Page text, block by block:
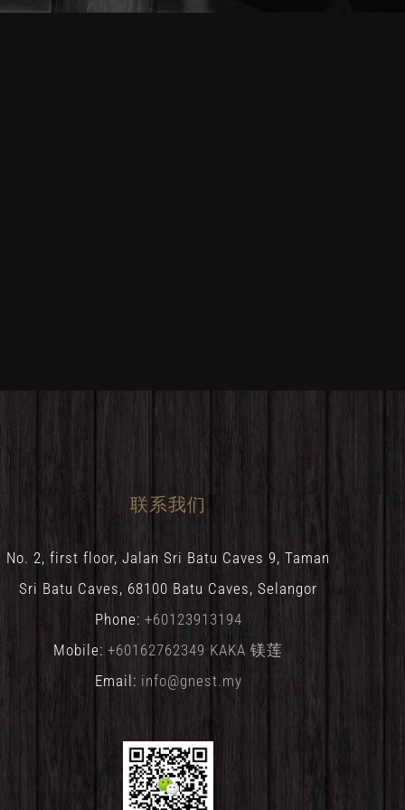
联系我们
No. 2, first floor, Jalan Sri Batu Caves 9, Taman
Sri Batu Caves, 68100 Batu Caves, Selangor
Phone: +60123913194
Mobile: +60162762349 KAKA 镁莲
Email: info@gnest.my